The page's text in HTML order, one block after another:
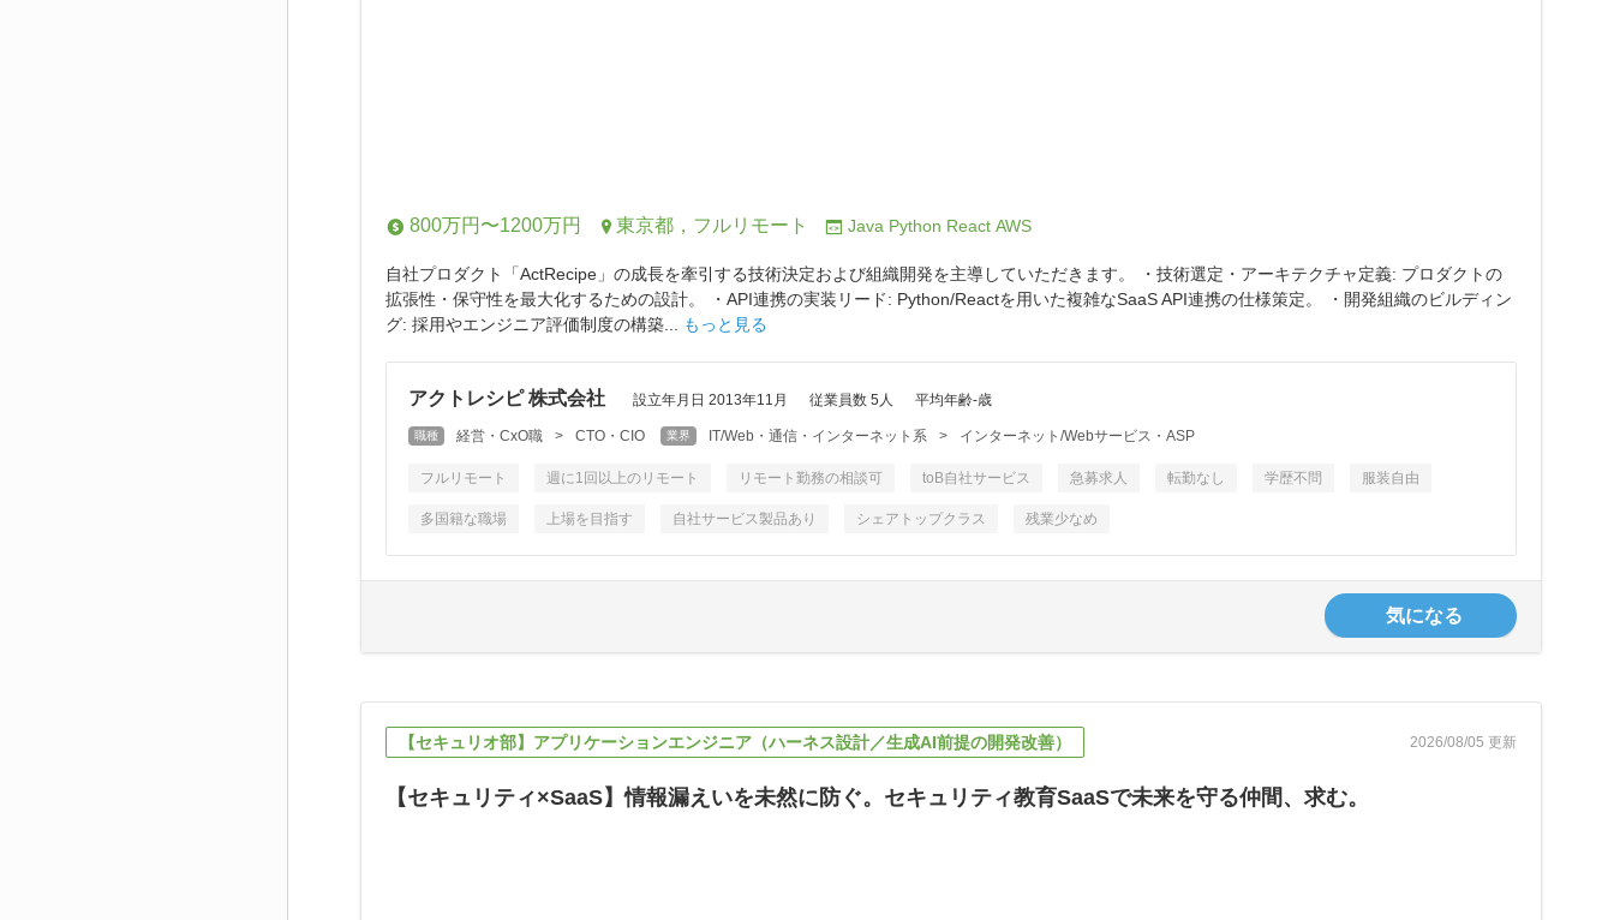
800万円〜1200万円 東京都，フルリモート Java Python React AWS
自社プロダクト「ActRecipe」の成長を牽引する技術決定および組織開発を主導していただきます。 ・技術選定・アーキテクチャ定義: プロダクトの
拡張性・保守性を最大化するための設計。 ・API連携の実装リード: Python/Reactを用いた複雑なSaaS API連携の仕様策定。 ・開発組織のビルディン
グ: 採用やエンジニア評価制度の構築...
もっと見る
アクトレシピ 株式会社 設立年月日 2013年11月 従業員数 5人 平均年齢-歳
職種 経営・CxO職 > CTO・CIO 業界 IT/Web・通信・インターネット系 > インターネット/Webサービス・ASP
フルリモート 週に1回以上のリモート リモート勤務の相談可 toB自社サービス 急募求人 転勤なし 学歴不問 服装自由
多国籍な職場 上場を目指す 自社サービス製品あり シェアトップクラス 残業少なめ
気になる
【セキュリオ部】アプリケーションエンジニア（ハーネス設計／生成AI前提の開発改善） 2026/08/05 更新
【セキュリティ×SaaS】情報漏えいを未然に防ぐ。セキュリティ教育SaaSで未来を守る仲間、求む。